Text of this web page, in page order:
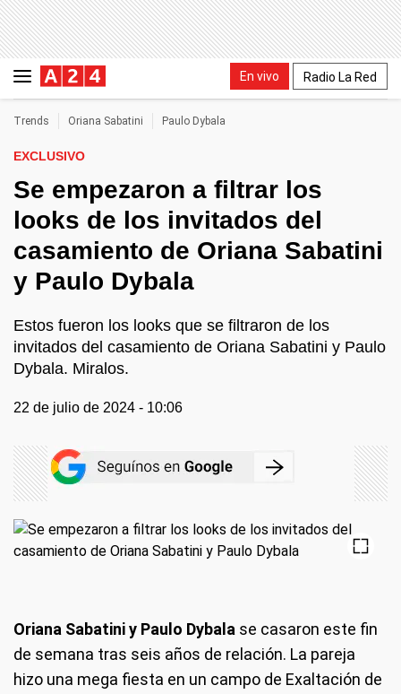
En vivo Radio La Red
Trends Oriana Sabatini Paulo Dybala
EXCLUSIVO
Se empezaron a filtrar los
looks de los invitados del
casamiento de Oriana Sabatini
y Paulo Dybala
Estos fueron los looks que se filtraron de los
invitados del casamiento de Oriana Sabatini y Paulo
Dybala. Miralos.
22 de julio de 2024 - 10:06
Oriana Sabatini y Paulo Dybala se casaron este fin
de semana tras seis años de relación. La pareja
hizo una mega fiesta en un campo de Exaltación de